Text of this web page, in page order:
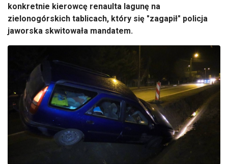
konkretnie kierowcę renaulta lagunę na
zielonogórskich tablicach, który się "zagapił" policja
jaworska skwitowała mandatem.